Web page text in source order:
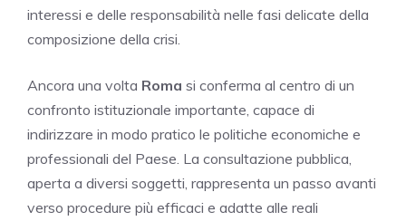
interessi e delle responsabilità nelle fasi delicate della
composizione della crisi.
Ancora una volta Roma si conferma al centro di un
confronto istituzionale importante, capace di
indirizzare in modo pratico le politiche economiche e
professionali del Paese. La consultazione pubblica,
aperta a diversi soggetti, rappresenta un passo avanti
verso procedure più efficaci e adatte alle reali